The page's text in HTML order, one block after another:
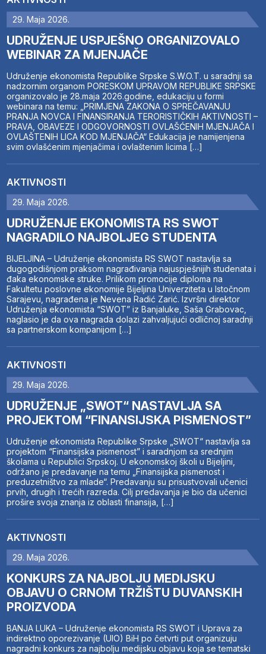
29. Maja 2026.
UDRUŽENJE USPJEŠNO ORGANIZOVALO
WEBINAR ZA MJENJAČE
Udruženje ekonomista Republike Srpske S.W.O.T. u saradnji sa
nadzornim organom PORESKOM UPRAVOM REPUBLIKE SRPSKE
organizovalo je 28.maja 2026.godine, edukaciju u formi
webinara na temu: „PRIMJENA ZAKONA O SPREČAVANJU
PRANJA NOVCA I FINANSIRANJA TERORISTIČKIH AKTIVNOSTI –
PRAVA, OBAVEZE I ODGOVORNOSTI OVLAŠĆENIH MJENJAČA I
OVLAŠTENIH LICA KOD MJENJAČA“ Edukacija je namijenjena
svim ovlašćenim mjenjačima i ovlaštenim licima […]
AKTIVNOSTI
29. Maja 2026.
UDRUŽENJE EKONOMISTA RS SWOT
NAGRADILO NAJBOLJEG STUDENTA
BIJELJINA – Udruženje ekonomista RS SWOT nastavlja sa
dugogodišnjom praksom nagrađivanja najuspješnijih studenata i
đaka ekonomske struke. Prilikom promocije diploma na
Fakultetu poslovne ekonomije Bijeljina Univerziteta u Istočnom
Sarajevu, nagrađena je Nevena Radić Zarić. Izvršni direktor
Udruženja ekonomista “SWOT” iz Banjaluke, Saša Grabovac,
naglasio je da ova nagrada dolazi zahvaljujući odličnoj saradnji
sa partnerskom kompanijom […]
AKTIVNOSTI
29. Maja 2026.
UDRUŽENJE „SWOT“ NASTAVLJA SA
PROJEKTOM “FINANSIJSKA PISMENOST”
Udruženje ekonomista Republike Srpske „SWOT“ nastavlja sa
projektom “Finansijska pismenost” i saradnjom sa srednjim
školama u Republici Srpskoj. U ekonomskoj školi u Bijeljini,
održano je predavanje na temu „Finansijska pismenost i
preduzetništvo za mlade“. Predavanju su prisustvovali učenici
prvih, drugih i trećih razreda. Cilj predavanja je bio da učenici
prošire svoja znanja iz oblasti finansija, […]
AKTIVNOSTI
29. Maja 2026.
KONKURS ZA NAJBOLJU MEDIJSKU
OBJAVU O CRNOM TRŽIŠTU DUVANSKIH
PROIZVODA
BANJA LUKA – Udruženje ekonomista RS SWOT i Uprava za
indirektno oporezivanje (UIO) BiH po četvrti put organizuju
nagradni konkurs za najbolju medijsku objavu koja se tematski